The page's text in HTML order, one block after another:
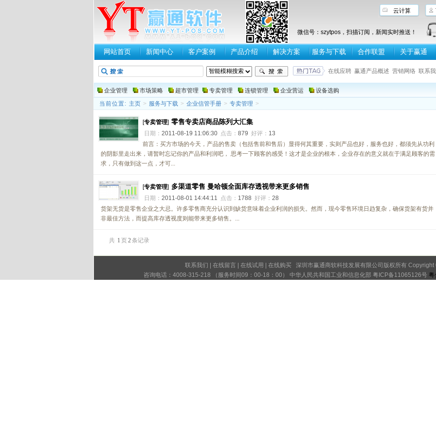
云计算
微信号：szytpos，扫描订阅，新闻实时推送！
网站首页 新闻中心 客户案例 产品介绍 解决方案 服务与下载 合作联盟 关于赢通
在线应聘 赢通产品概述 营销网络 联系
企业管理 市场策略 超市管理 专卖管理 连锁管理 企业营运 设备选购
当前位置: 主页 > 服务与下载 > 企业信管手册 > 专卖管理 >
[专卖管理] 零售专卖店商品陈列大汇集
日期： 2011-08-19 11:06:30 点击： 879 好评： 13
前言：买方市场的今天，产品的售卖（包括售前和售后）显得何其重要，实则产品也好，服务也好，都须先从功利
的阴影里走出来，请暂时忘记你的产品和利润吧， 思考一下顾客的感受！这才是企业的根本，企业存在的意义就在于满足顾客的需
求，只有做到这一点，才可...
[专卖管理] 多渠道零售 曼哈顿全面库存透视带来更多销售
日期： 2011-08-01 14:44:11 点击： 1788 好评： 28
货架无货是零售企业之大忌。许多零售商充分认识到缺货意味着企业利润的损失。然而，现今零售环境日趋复杂，确保货架有货并
非最佳方法，而提高库存透视度则能带来更多销售。...
共 1 页2条记录
联系我们 在线留言 在线试用 在线购买 深圳市赢通商软科技发展有限公司版权所有
咨询电话：4008-315-218 （服务时间09：00-18：00） 中华人民共和国工业和信息化部 粤ICP备11065126号 粤